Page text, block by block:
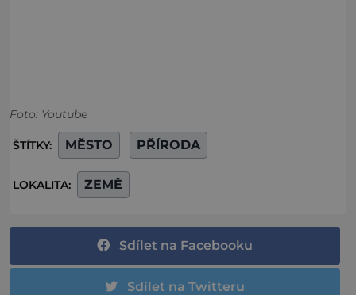
Foto: Youtube
ŠTÍTKY: MĚSTO PŘÍRODA
LOKALITA: ZEMĚ
Sdílet na Facebooku
Sdílet na Twitteru